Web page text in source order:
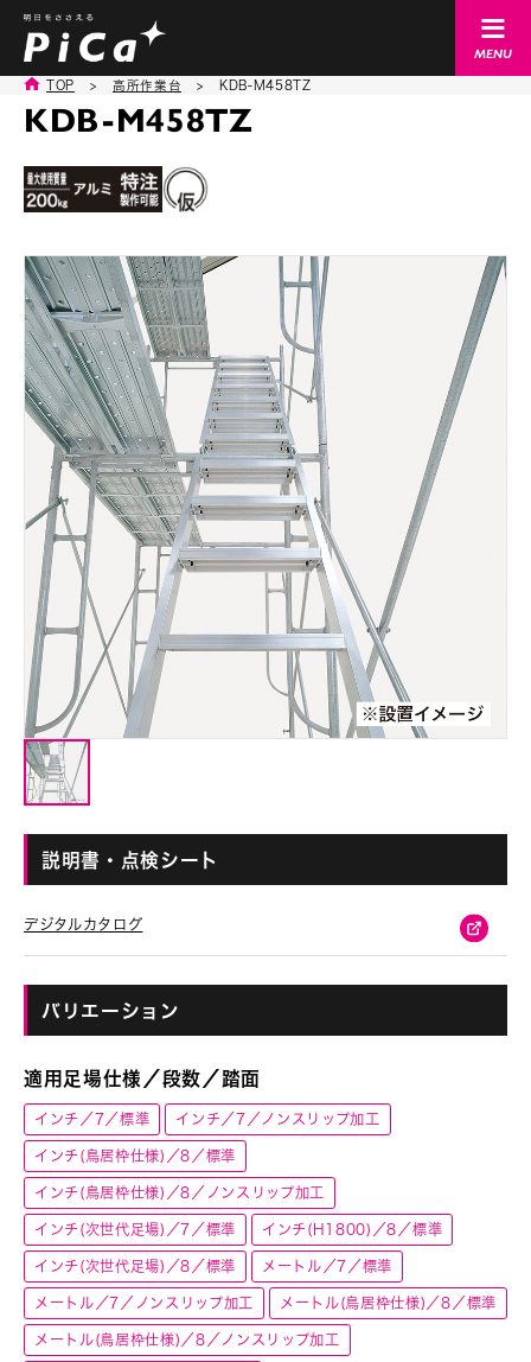
TOP > 高所作業台 > KDB-M458TZ
KDB-M458TZ
説明書・点検シート
デジタルカタログ
バリエーション
適用足場仕様／段数／踏面
インチ／7／標準 インチ／7／ノンスリップ加工
インチ(鳥居枠仕様)／8／標準
インチ(鳥居枠仕様)／8／ノンスリップ加工
インチ(次世代足場)／7／標準 インチ(H1800)／8／標準
インチ(次世代足場)／8／標準 メートル／7／標準
メートル／7／ノンスリップ加工 メートル(鳥居枠仕様)／8／標準
メートル(鳥居枠仕様)／8／ノンスリップ加工